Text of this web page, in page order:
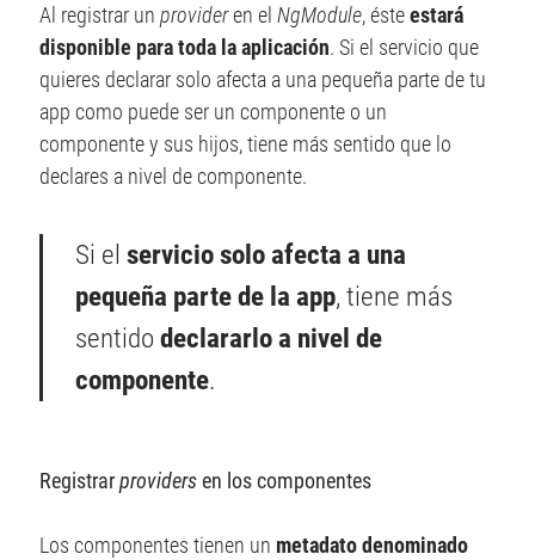
Al registrar unprovideren elNgModule, ésteestará
disponible para toda la aplicación. Si el servicio que
quieres declarar solo afecta a una pequeña parte de tu
app como puede ser un componente o un
componente y sus hijos, tiene más sentido que lo
declares a nivel de componente.
Si elservicio solo afecta a una
pequeña parte de la app, tiene más
sentidodeclararlo a nivel de
componente.
Registrarprovidersen los componentes
Los componentes tienen un metadato denominado